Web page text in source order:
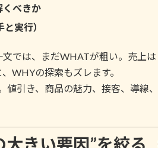
くべきか
実行）
では、まだWHATが粗い。売上
WHYの探索もズレます。
値引き、商品の魅力、接客、導
きい要因”を絞る